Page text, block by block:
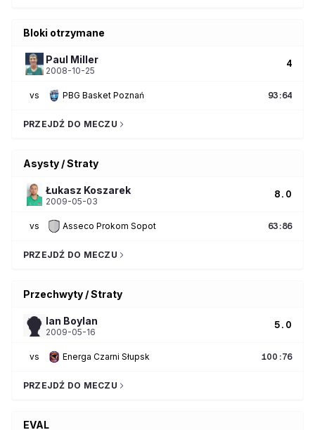
Bloki otrzymane
Paul Miller
2008-10-25
4
vs PBG Basket Poznań 93:64
PRZEJDŹ DO MECZU
Asysty / Straty
Łukasz Koszarek
2009-05-03
8.0
vs Asseco Prokom Sopot 63:86
PRZEJDŹ DO MECZU
Przechwyty / Straty
Ian Boylan
2009-05-16
5.0
vs Energa Czarni Słupsk 100 :76
PRZEJDŹ DO MECZU
EVAL